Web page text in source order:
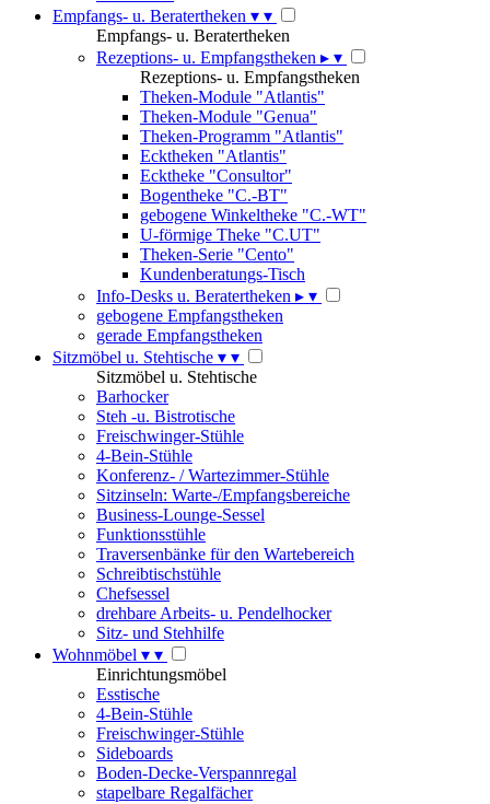
Empfangs- u. Beratertheken ▾ ▾
Empfangs- u. Beratertheken
Rezeptions- u. Empfangstheken ▸ ▾
Rezeptions- u. Empfangstheken
Theken-Module "Atlantis"
Theken-Module "Genua"
Theken-Programm "Atlantis"
Ecktheken "Atlantis"
Ecktheke "Consultor"
Bogentheke "C.-BT"
gebogene Winkeltheke "C.-WT"
U-förmige Theke "C.UT"
Theken-Serie "Cento"
Kundenberatungs-Tisch
Info-Desks u. Beratertheken ▸ ▾
gebogene Empfangstheken
gerade Empfangstheken
Sitzmöbel u. Stehtische ▾ ▾
Sitzmöbel u. Stehtische
Barhocker
Steh -u. Bistrotische
Freischwinger-Stühle
4-Bein-Stühle
Konferenz- / Wartezimmer-Stühle
Sitzinseln: Warte-/Empfangsbereiche
Business-Lounge-Sessel
Funktionsstühle
Traversenbänke für den Wartebereich
Schreibtischstühle
Chefsessel
drehbare Arbeits- u. Pendelhocker
Sitz- und Stehhilfe
Wohnmöbel ▾ ▾
Einrichtungsmöbel
Esstische
4-Bein-Stühle
Freischwinger-Stühle
Sideboards
Boden-Decke-Verspannregal
stapelbare Regalfächer